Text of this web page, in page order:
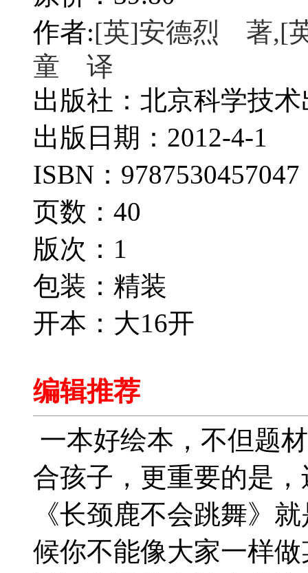
作者:[英]安德烈 著,[
童 译
出版社：北京科学技
出版日期：2012-4-1
ISBN：9787530457047
页数：40
版次：1
包装：精装
开本：大16开
编辑推荐
一本好绘本，不但题
合孩子，更重要的是
《长颈鹿不会跳舞》
候你不能像大家一样